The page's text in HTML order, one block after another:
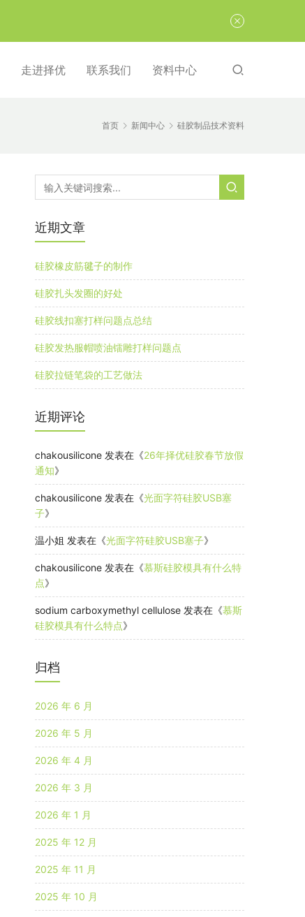
走进择优 联系我们 资料中心
首页 新闻中心 硅胶制品技术资料
近期文章
硅胶橡皮筋毽子的制作
硅胶扎头发圈的好处
硅胶线扣塞打样问题点总结
硅胶发热服帽喷油镭雕打样问题点
硅胶拉链笔袋的工艺做法
近期评论
chakousilicone 发表在《26年择优硅胶春节放假
通知》
chakousilicone 发表在《光面字符硅胶USB塞
子》
温小姐 发表在《光面字符硅胶USB塞子》
chakousilicone 发表在《慕斯硅胶模具有什么特
点》
sodium carboxymethyl cellulose 发表在《慕斯
硅胶模具有什么特点》
归档
2026 年 6 月
2026 年 5 月
2026 年 4 月
2026 年 3 月
2026 年 1 月
2025 年 12 月
2025 年 11 月
2025 年 10 月